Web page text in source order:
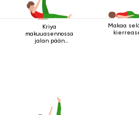
Kriya
makuuasennossa
jalan pään
Makaa